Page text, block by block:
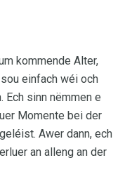
kommende Alter,
einfach wéi och
Ech sinn nëmmen e
Momente bei der
Awer dann, ech
an alleng an der